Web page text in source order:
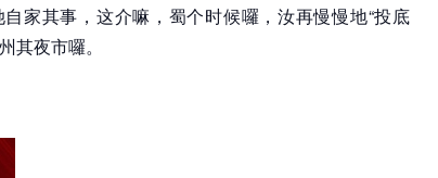
家其事，这介嘛，蜀个时候囉，汝再慢慢地“投底
其夜市囉。